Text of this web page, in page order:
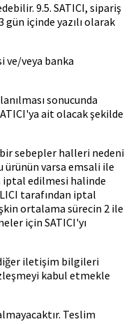
9.5. SATICI, sipariş
içinde yazılı olarak
ve/veya banka
sonucunda
ait olacak şekilde
sebepler halleri nedeni
ürünün varsa emsali ile
iptal edilmesi halinde
tarafından iptal
ortalama sürecin 2 ile
için SATICI'yı
iletişim bilgileri
kabul etmekle
Teslim